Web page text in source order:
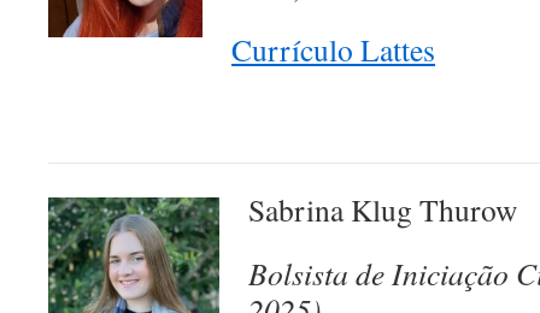
Currículo Lattes
Sabrina Klug Thurow
Bolsista de Iniciação